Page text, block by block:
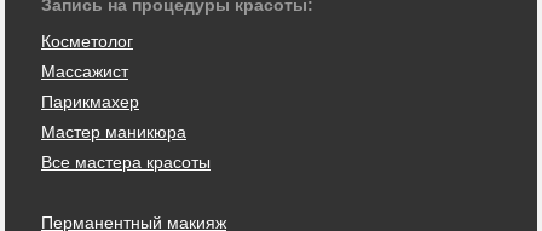
Запись на процедуры красоты:
Косметолог
Массажист
Парикмахер
Мастер маникюра
Все мастера красоты
Перманентный макияж